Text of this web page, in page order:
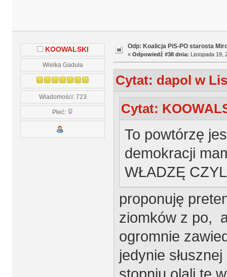
KOOWALSKI
Wielka Gaduła
Wiadomości: 723
Płeć:
Odp: Koalicja PiS-PO starosta
« Odpowiedź #38 dnia: Listopada 19,
Cytat: dapol w
Cytat:
To powtórzę
demokracji
WŁADZĘ
proponuję
ziomków z po,
ogromnie
jedynie